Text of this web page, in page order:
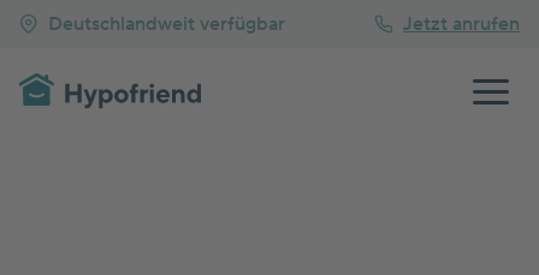
Deutschlandweit verfügbar Jetzt anrufen